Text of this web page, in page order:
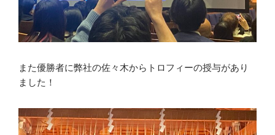
また優勝者に弊社の佐々木からトロフィーの授与があり
ました！